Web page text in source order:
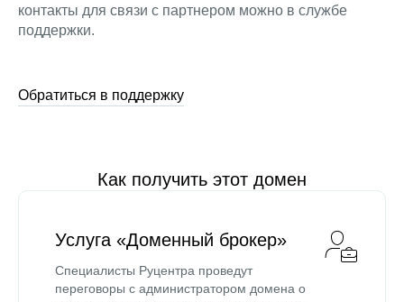
контакты для связи с партнером можно в службе
поддержки.
Обратиться в поддержку
Как получить этот домен
Услуга «Доменный брокер»
Специалисты Руцентра проведут
переговоры с администратором домена о